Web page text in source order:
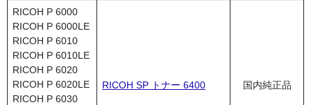
RICOH P 6000
RICOH P 6000LE
RICOH P 6010
RICOH P 6010LE
RICOH P 6020
RICOH P 6020LE
RICOH P 6030
RICOH SP トナー 6400 国内純正品